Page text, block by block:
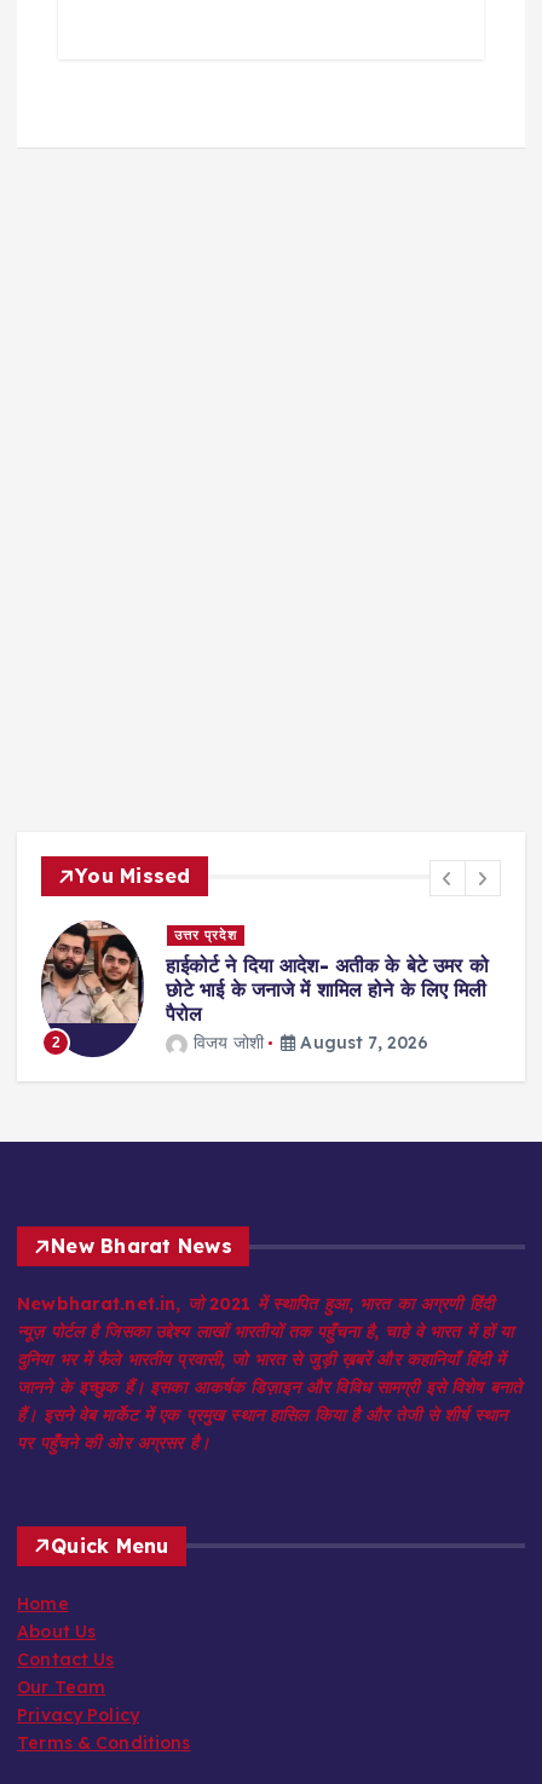
You Missed
2
उत्तर प्रदेश
हाईकोर्ट ने दिया आदेश- अतीक के बेटे उमर को
छोटे भाई के जनाजे में शामिल होने के लिए मिली
पैरोल
विजय जोशी August 7, 2026
New Bharat News
Newbharat.net.in, जो 2021 में स्थापित हुआ, भारत का अग्रणी हिंदी
न्यूज़ पोर्टल है जिसका उद्देश्य लाखों भारतीयों तक पहुँचना है, चाहे वे भारत में हों या
दुनिया भर में फैले भारतीय प्रवासी, जो भारत से जुड़ी ख़बरें और कहानियाँ हिंदी में
जानने के इच्छुक हैं। इसका आकर्षक डिज़ाइन और विविध सामग्री इसे विशेष बनाते
हैं। इसने वेब मार्केट में एक प्रमुख स्थान हासिल किया है और तेजी से शीर्ष स्थान
पर पहुँचने की ओर अग्रसर है।
Quick Menu
Home
About Us
Contact Us
Our Team
Privacy Policy
Terms & Conditions